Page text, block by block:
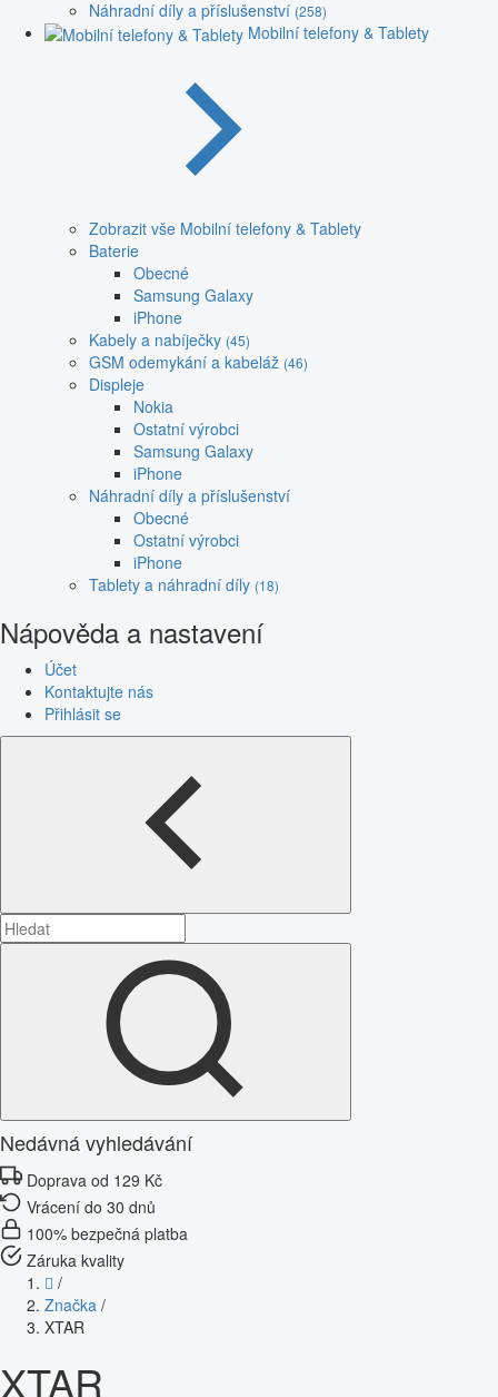
Náhradní díly a příslušenství (258)
Mobilní telefony & Tablety
Zobrazit vše Mobilní telefony & Tablety
Baterie
Obecné
Samsung Galaxy
iPhone
Kabely a nabíječky (45)
GSM odemykání a kabeláž (46)
Displeje
Nokia
Ostatní výrobci
Samsung Galaxy
iPhone
Náhradní díly a příslušenství
Obecné
Ostatní výrobci
iPhone
Tablety a náhradní díly (18)
Nápověda a nastavení
Účet
Kontaktujte nás
Přihlásit se
Nedávná vyhledávání
Doprava od 129 Kč
Vrácení do 30 dnů
100% bezpečná platba
Záruka kvality
/
Značka /
XTAR
XTAR